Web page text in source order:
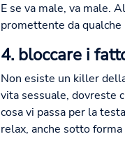
E se va male, va male.
promettente da qualche
4. bloccare i
Non esiste un killer
vita sessuale, dovreste
cosa vi passa per la
relax, anche sotto